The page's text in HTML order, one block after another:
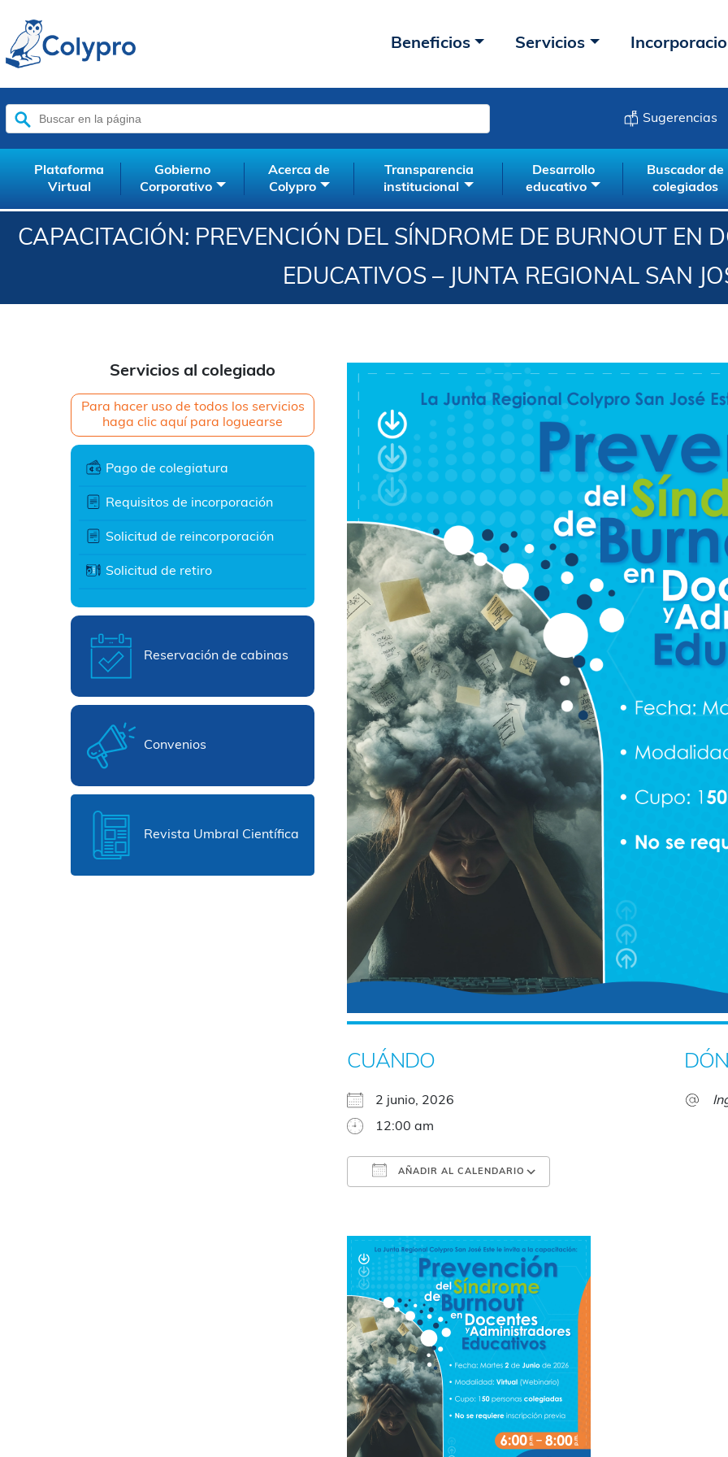
Beneficios Servicios
Buscar:
Sugerencias
Plataforma
Virtual
Gobierno
Corporativo
Acerca de
Colypro
Transparencia
institucional
Desarrollo
educativo
Buscador de
colegiados
CAPACITACIÓN: PREVENCIÓN DEL SÍNDROME DE BURNOUT EN
EDUCATIVOS – JUNTA REGIONAL SAN
Servicios al colegiado
Para hacer uso de todos los servicios
haga clic aquí para loguearse
Pago de colegiatura
Requisitos de incorporación
Solicitud de reincorporación
Solicitud de retiro
Reservación de cabinas
Convenios
Revista Umbral Científica
CUÁNDO
2 junio, 2026
12:00 am
AÑADIR AL CALENDARIO